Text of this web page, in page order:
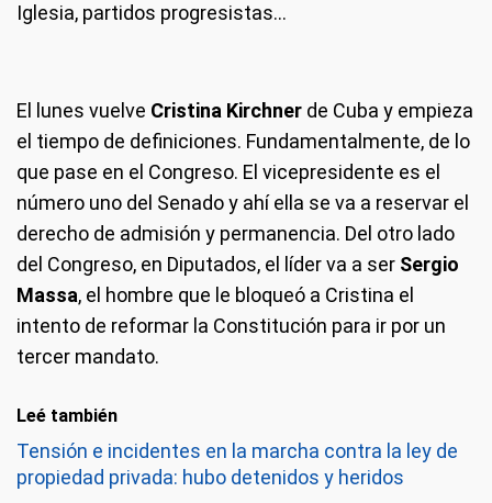
Iglesia, partidos progresistas…
El lunes vuelve Cristina Kirchner de Cuba y empieza
el tiempo de definiciones. Fundamentalmente, de lo
que pase en el Congreso. El vicepresidente es el
número uno del Senado y ahí ella se va a reservar el
derecho de admisión y permanencia. Del otro lado
del Congreso, en Diputados, el líder va a ser Sergio
Massa, el hombre que le bloqueó a Cristina el
intento de reformar la Constitución para ir por un
tercer mandato.
Leé también
Tensión e incidentes en la marcha contra la ley de
propiedad privada: hubo detenidos y heridos